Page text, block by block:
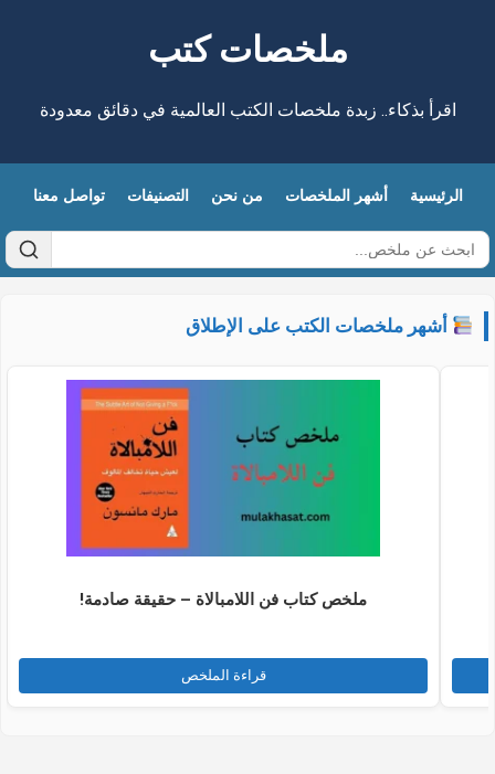
ملخصات كتب
اقرأ بذكاء.. زبدة ملخصات الكتب العالمية في دقائق معدودة
الرئيسية أشهر الملخصات من نحن التصنيفات تواصل معنا
أشهر ملخصات الكتب على الإطلاق
ملخص كتاب فن اللامبالاة – حقيقة صادمة!
قراءة الملخص